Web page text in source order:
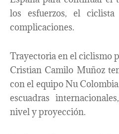
los esfuerzos, el
complicaciones.
Trayectoria en el ciclismo
Cristian Camilo Muñoz
con el equipo Nu
escuadras
nivel y proyección.